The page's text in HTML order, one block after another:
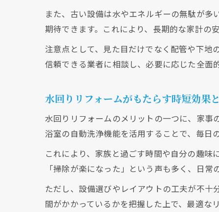
また、古い設備は水やエネルギーの無駄が
期待できます。これにより、長期的な家計の
注意点として、見た目だけでなく配管や下地
信頼できる業者に相談し、必要に応じた全面
水回りリフォームがもたらす時短効果
水回りリフォームのメリットの一つに、家事
浴室の自動洗浄機能を活用することで、毎日
これにより、家族と過ごす時間や自分の趣味
「掃除が楽になった」という声も多く、日常
ただし、設備選びやレイアウトの工夫が不
間がかかっているかを把握した上で、最適な